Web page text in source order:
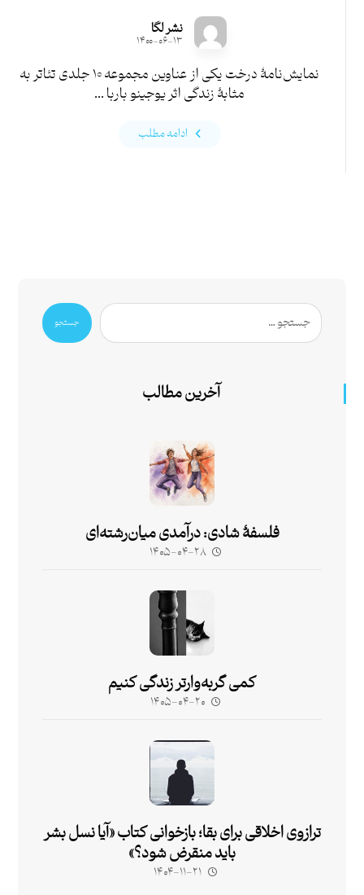
نشر لگا
۱۴۰۰-۰۶-۱۳
نمایش‌نامۀ درخت یکی از عناوین مجموعه ۱۰ جلدی تئاتر به
مثابۀ زندگی اثر یوجینو باربا ...
ادامه مطلب
جستجو
آخرین مطالب
فلسفۀ شادی: درآمدی میان‌رشته‌ای
۱۴۰۵-۰۴-۲۸
کمی گربه‌وارتر زندگی کنیم
۱۴۰۵-۰۴-۲۰
ترازوی اخلاقی برای بقا؛ بازخوانی کتاب «آیا نسل بشر
باید منقرض شود؟»
۱۴۰۴-۱۱-۲۱